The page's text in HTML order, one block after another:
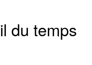
du temps